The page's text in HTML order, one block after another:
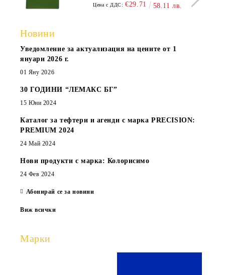
Цена с ДДС: €29.71 58.11 лв.
Новини
Уведомление за актуализация на цените от 1
януари 2026 г.
01 Яну 2026
30 ГОДИНИ “ЛЕМАКС БГ”
15 Юни 2024
Каталог за тефтери и агенди с марка PRECISION:
PREMIUM 2024
24 Май 2024
Нови продукти с марка: Колорисимо
24 Фев 2024
Абонирай се за новини
Виж всички
Марки